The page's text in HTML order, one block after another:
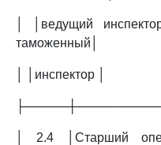
│ │ведущий
таможенный│
│ │инспектор │
│ 2.4 │Старший